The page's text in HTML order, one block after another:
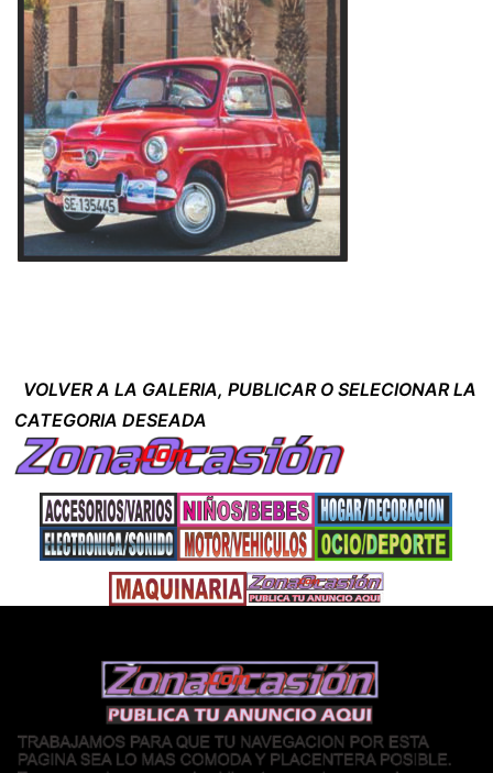
VOLVER A LA GALERIA, PUBLICAR O SELECIONAR LA
CATEGORIA DESEADA